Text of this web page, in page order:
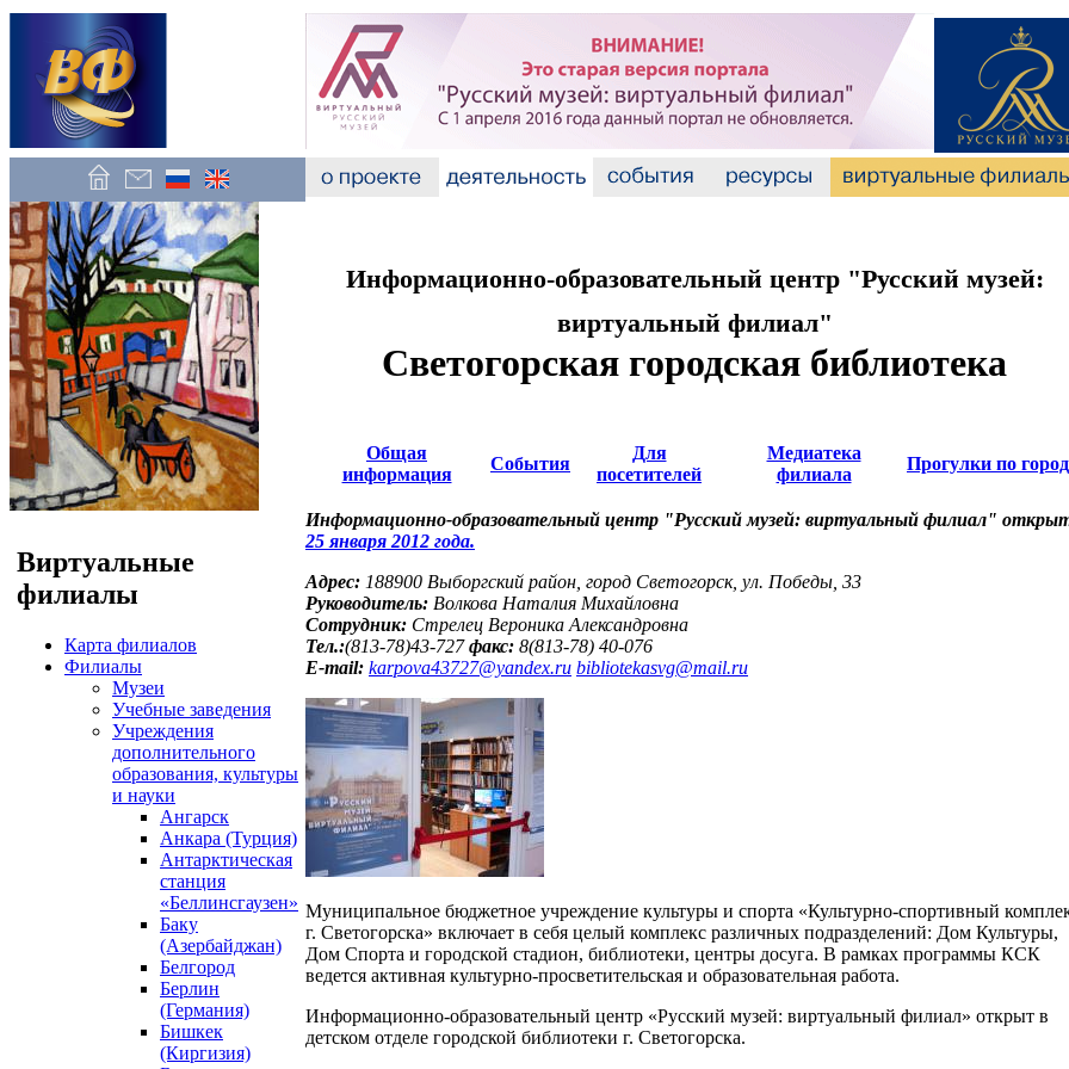
Виртуальные
филиалы
Карта филиалов
Филиалы
Музеи
Учебные заведения
Учреждения
дополнительного
образования, культуры
и науки
Ангарск
Анкара (Турция)
Антарктическая
станция
«Беллинсгаузен»
Баку
(Азербайджан)
Белгород
Берлин
(Германия)
Бишкек
(Киргизия)
Информационно-образовательный центр "Русский музей:
виртуальный филиал"
Светогорская городская библиотека
Общая
информация
События
Для
посетителей
Медиатека
филиала
Прогулки по
Информационно-образовательный центр "Русский музей: виртуальный филиал"
25 января 2012 года.
Адрес: 188900 Выборгский район, город Светогорск, ул. Победы, 33
Руководитель: Волкова Наталия Михайловна
Сотрудник: Стрелец Вероника Александровна
Тел.:(813-78)43-727факс: 8(813-78) 40-076
E-mail: karpova43727@yandex.ru bibliotekasvg@mail.ru
Муниципальное бюджетное учреждение культуры и спорта «Культурно-спортивный
г. Светогорска» включает в себя целый комплекс различных подразделений: Дом Культуры,
Дом Спорта и городской стадион, библиотеки, центры досуга. В рамках программы КСК
ведется активная культурно-просветительская и образовательная работа.
Информационно-образовательный центр «Русский музей: виртуальный филиал» открыт в
детском отделе городской библиотеки г. Светогорска.